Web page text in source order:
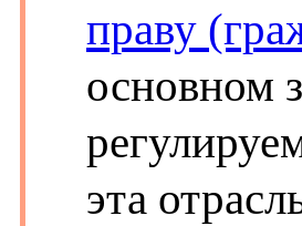
праву
основном
эта